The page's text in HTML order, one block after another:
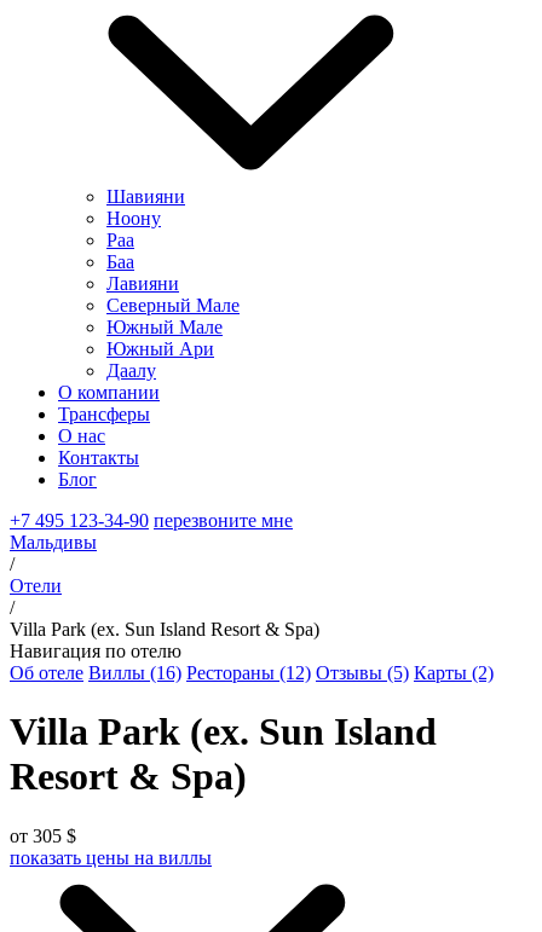
Шавияни
Ноону
Раа
Баа
Лавияни
Северный Мале
Южный Мале
Южный Ари
Даалу
О компании
Трансферы
О нас
Контакты
Блог
+7 495 123-34-90 перезвоните мне
Мальдивы
/
Отели
/
Villa Park (ex. Sun Island Resort & Spa)
Навигация по отелю
Об отеле Виллы (16) Рестораны (12) Отзывы (5) Карты (2)
Villa Park (ex. Sun Island
Resort & Spa)
от 305 $
показать цены на виллы